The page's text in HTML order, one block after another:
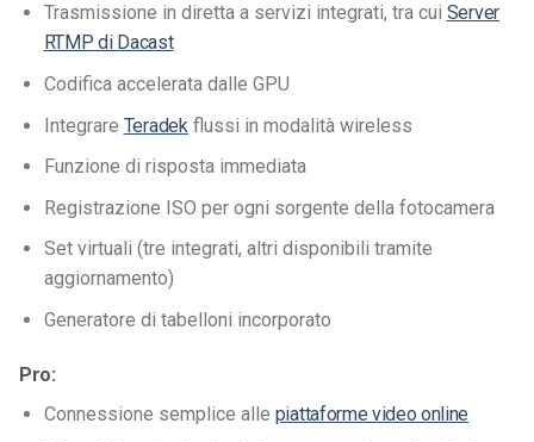
Trasmissione in diretta a servizi integrati, tra cui Server
RTMP di Dacast
Codifica accelerata dalle GPU
Integrare Teradek flussi in modalità wireless
Funzione di risposta immediata
Registrazione ISO per ogni sorgente della fotocamera
Set virtuali (tre integrati, altri disponibili tramite
aggiornamento)
Generatore di tabelloni incorporato
Pro:
Connessione semplice alle piattaforme video online